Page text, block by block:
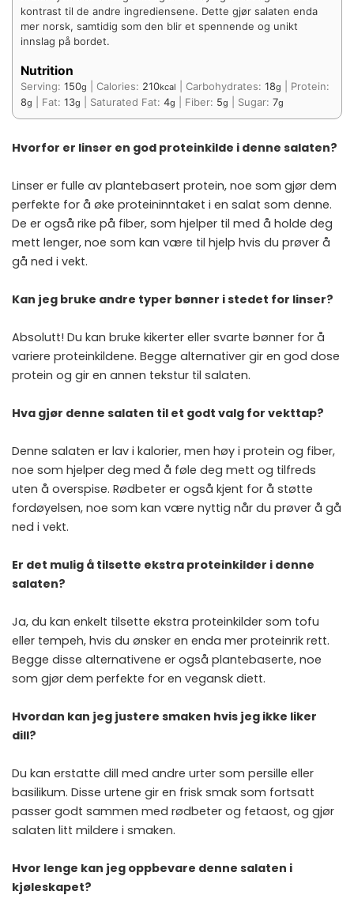
kontrast til de andre ingrediensene. Dette gjør salaten enda
mer norsk, samtidig som den blir et spennende og unikt
innslag på bordet.
Nutrition
Serving: 150g Calories: 210kcal Carbohydrates: 18g
Protein:
8g Fat: 13g Saturated Fat: 4g Fiber: 5g Sugar: 7g
Hvorfor er linser en god proteinkilde i denne salaten?
Linser er fulle av plantebasert protein, noe som gjør dem
perfekte for å øke proteininntaket i en salat som denne.
De er også rike på fiber, som hjelper til med å holde deg
mett lenger, noe som kan være til hjelp hvis du prøver å
gå ned i vekt.
Kan jeg bruke andre typer bønner i stedet for linser?
Absolutt! Du kan bruke kikerter eller svarte bønner for å
variere proteinkildene. Begge alternativer gir en god dose
protein og gir en annen tekstur til salaten.
Hva gjør denne salaten til et godt valg for vekttap?
Denne salaten er lav i kalorier, men høy i protein og fiber,
noe som hjelper deg med å føle deg mett og tilfreds
uten å overspise. Rødbeter er også kjent for å støtte
fordøyelsen, noe som kan være nyttig når du prøver å gå
ned i vekt.
Er det mulig å tilsette ekstra proteinkilder i denne
salaten?
Ja, du kan enkelt tilsette ekstra proteinkilder som tofu
eller tempeh, hvis du ønsker en enda mer proteinrik rett.
Begge disse alternativene er også plantebaserte, noe
som gjør dem perfekte for en vegansk diett.
Hvordan kan jeg justere smaken hvis jeg ikke liker
dill?
Du kan erstatte dill med andre urter som persille eller
basilikum. Disse urtene gir en frisk smak som fortsatt
passer godt sammen med rødbeter og fetaost, og gjør
salaten litt mildere i smaken.
Hvor lenge kan jeg oppbevare denne salaten i
kjøleskapet?